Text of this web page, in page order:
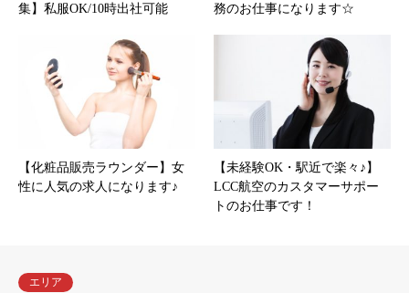
集】私服OK/10時出社可能
務のお仕事になります☆
【化粧品販売ラウンダー】女
性に人気の求人になります♪
【未経験OK・駅近で楽々♪】
LCC航空のカスタマーサポー
トのお仕事です！
エリア